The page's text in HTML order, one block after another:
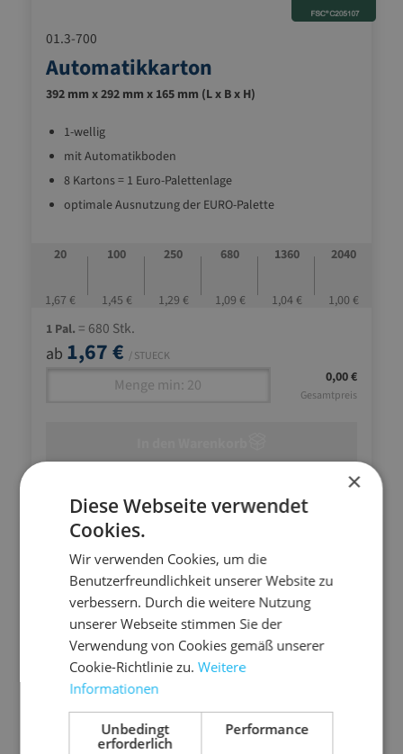
01.3-700
Automatikkarton
392 mm x 292 mm x 165 mm (L x B x H)
1-wellig
mit Automatikboden
8 Kartons = 1 Euro-Palettenlage
optimale Ausnutzung der EURO-Palette
mit zusammenstoßenden äußeren
20
1,67 €
100
1,45 €
250
1,29 €
680
1,09 €
1360
1,04 €
2040
1,00 €
1 Pal. = 680 Stk.
ab 1,67 € / STUECK
0,00 €
Gesamtpreis
×
Diese Webseite verwendet
Cookies.
Wir verwenden Cookies, um die
Benutzerfreundlichkeit unserer Website zu
verbessern. Durch die weitere Nutzung
unserer Webseite stimmen Sie der
Verwendung von Cookies gemäß unserer
Cookie-Richtlinie zu.Weitere
Informationen
Unbedingt
erforderlich
Performance